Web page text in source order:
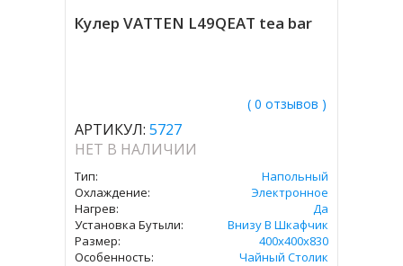
Кулер VATTEN L49QEAT tea bar
( 0 отзывов )
АРТИКУЛ: 5727
НЕТ В НАЛИЧИИ
Тип:
Напольный
Охлаждение:
Электронное
Нагрев:
Да
Установка Бутыли:
Внизу В Шкафчик
Размер:
400х400х830
Особенность:
Чайный Столик